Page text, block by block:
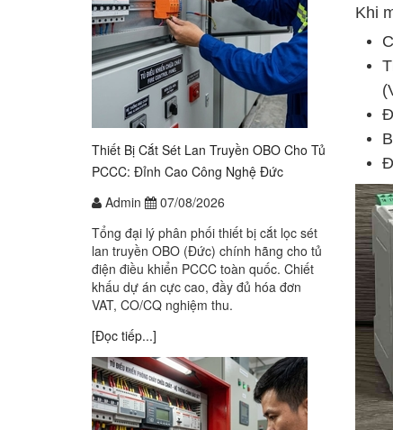
Khi
Thiết Bị Cắt Sét Lan Truyền OBO Cho Tủ
PCCC: Đỉnh Cao Công Nghệ Đức
Admin
07/08/2026
Tổng đại lý phân phối thiết bị cắt lọc sét
lan truyền OBO (Đức) chính hãng cho tủ
điện điều khiển PCCC toàn quốc. Chiết
khấu dự án cực cao, đầy đủ hóa đơn
VAT, CO/CQ nghiệm thu.
[Đọc tiếp...]